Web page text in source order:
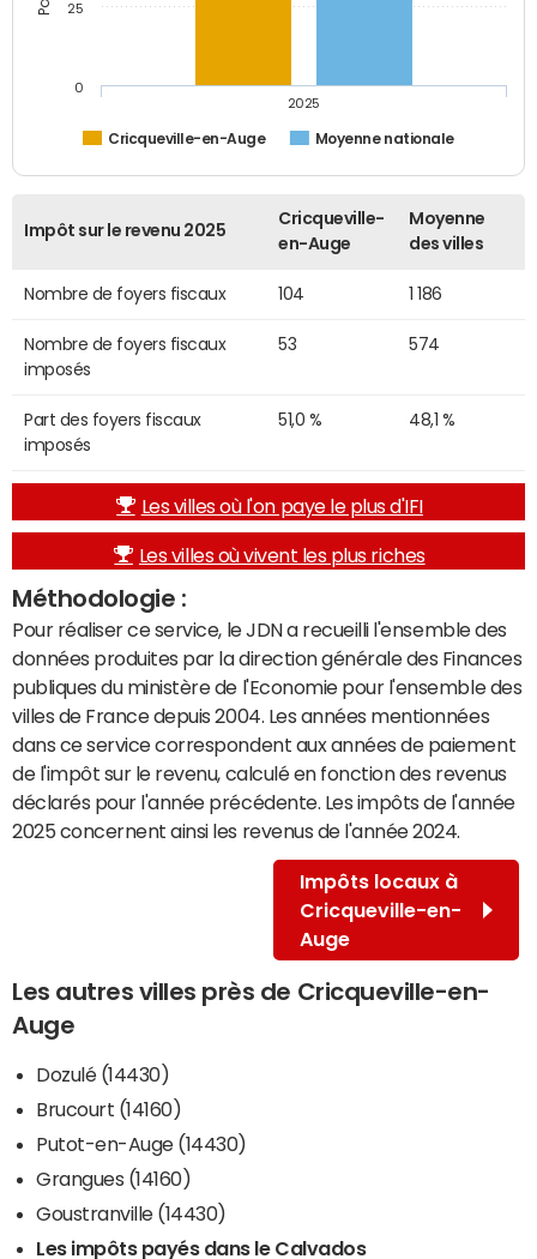
Cricqueville-en-Auge Moyenne nationale
2025
0
25
Impôt sur le revenu 2025
Cricqueville-
en-Auge
Moyenne
des villes
Nombre de foyers fiscaux 104 1 186
Nombre de foyers fiscaux
imposés
53 574
Part des foyers fiscaux
imposés
51,0 % 48,1 %
Les villes où l'on paye le plus d'IFI
Les villes où vivent les plus riches
Méthodologie :
Pour réaliser ce service, le JDN a recueilli l'ensemble des
données produites par la direction générale des Finances
publiques du ministère de l'Economie pour l'ensemble des
villes de France depuis 2004. Les années mentionnées
dans ce service correspondent aux années de paiement
de l'impôt sur le revenu, calculé en fonction des revenus
déclarés pour l'année précédente. Les impôts de l'année
2025 concernent ainsi les revenus de l'année 2024.
Impôts locaux à
Cricqueville-en-
Auge
Les autres villes près de Cricqueville-en-
Auge
Dozulé (14430)
Brucourt (14160)
Putot-en-Auge (14430)
Grangues (14160)
Goustranville (14430)
Les impôts payés dans le Calvados